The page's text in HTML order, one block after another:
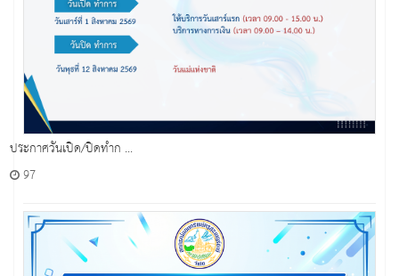
ประกาศวันเปิด/ปิดทำก ...
97